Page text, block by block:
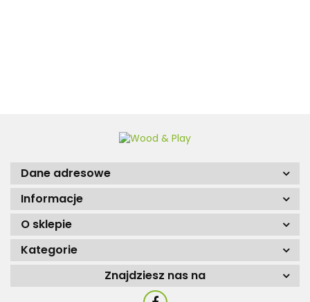
Dane adresowe
Informacje
O sklepie
Kategorie
Znajdziesz nas na